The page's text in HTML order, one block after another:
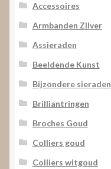
Accessoires
Armbanden Zilver
Assieraden
Beeldende Kunst
Bijzondere sieraden
Brilliantringen
Broches Goud
Colliers goud
Colliers witgoud